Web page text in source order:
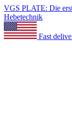
VGS PLATE: Die
Hebetechnik
Fast